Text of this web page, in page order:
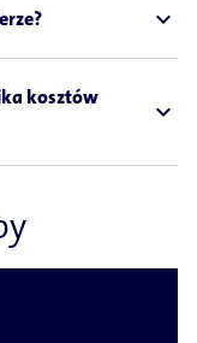
expand_less
kosztów
expand_less